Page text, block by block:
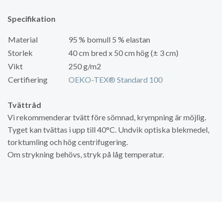
Specifikation
Material
95 % bomull 5 % elastan
Storlek
40 cm bred x 50 cm hög (± 3 cm)
Vikt
250 g/m2
Certifiering
OEKO-TEX® Standard 100
Tvättråd
Vi rekommenderar tvätt före sömnad, krympning är möjlig.
Tyget kan tvättas i upp till 40°C. Undvik optiska blekmedel,
torktumling och hög centrifugering.
Om strykning behövs, stryk på låg temperatur.